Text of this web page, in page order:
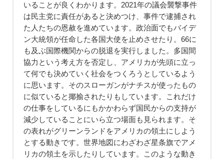
いることが良くわかります。2021年の議会襲撃事件
は民主党に責任があると決めつけ、事件で逮捕され
た人たちの恩赦を進めています。政治面でもバイデ
ン大統領が任命した各国大使を止めさせたり。66に
も及ぶ国際機関からの脱退を実行しました。多国間
協力という考え方を否定し、アメリカが先頭に立っ
て何でも決めていく社会をつくろうとしているよう
に思います。そのスローガンがナチスが使ったもの
に似ていると揶揄されたりもしています。これだけ
の仕事をしているにもかかわらず国民からの支持が
減少していることにいら立つ場面も見られます。そ
の表れがグリーンランドをアメリカの領土にしよう
とする動きです。世界地図にわざわざ星条旗でアメ
リカの領土を示したりしています。このような動き